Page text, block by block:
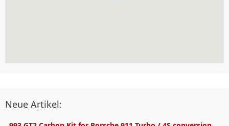
Neue Artikel: